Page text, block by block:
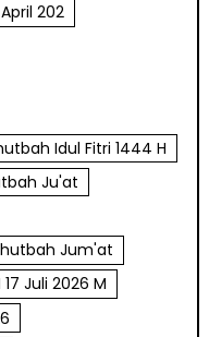
202
Idul Fitri 1444 H
Ju'at
Jum'at
Juli 2026 M